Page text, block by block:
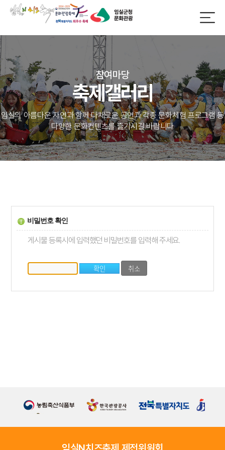
참여마당
축제갤러리
임실의 아름다운 자연과 함께 다채로운 공연과 각종 문화체험 프로그램 등
다양한 문화컨텐츠를 즐기시길 바랍니다
비밀번호 확인
게시물 등록시에 입력했던 비밀번호를 입력해 주세요.